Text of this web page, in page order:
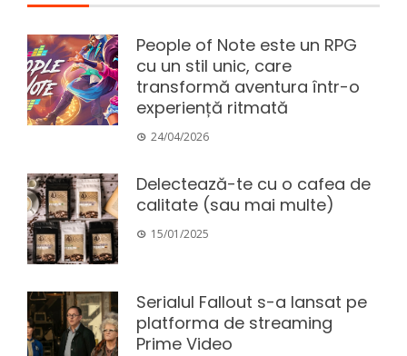
People of Note este un RPG
cu un stil unic, care
transformă aventura într-o
experiență ritmată
24/04/2026
Delectează-te cu o cafea de
calitate (sau mai multe)
15/01/2025
Serialul Fallout s-a lansat pe
platforma de streaming
Prime Video